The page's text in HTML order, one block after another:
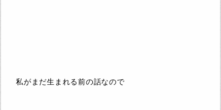
私がまだ生まれる前の話なので